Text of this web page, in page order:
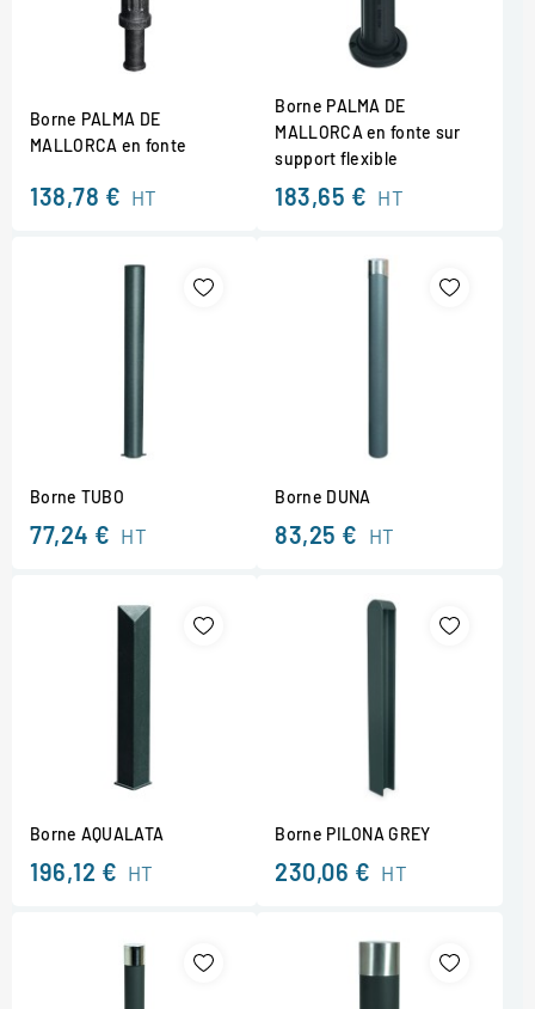
Borne PALMA DE
MALLORCA en fonte
138,78 € HT
Borne PALMA DE
MALLORCA en fonte sur
support flexible
183,65 € HT
Borne TUBO
77,24 € HT
Borne DUNA
83,25 € HT
Borne AQUALATA
196,12 € HT
Borne PILONA GREY
230,06 € HT